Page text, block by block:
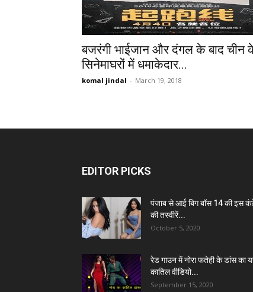
बजरंगी भाईजान और दंगल के बाद चीन
सिनेमाघरों में धमाकेदार...
komal jindal - March 19, 2018
EDITOR PICKS
पंजाब से आई बिग बॉस 14 की इस
की तस्वीरें...
October 5, 2020
रेड गाउन में नोरा फतेही के डांस का
कातिल वीडियो...
September 15, 2020